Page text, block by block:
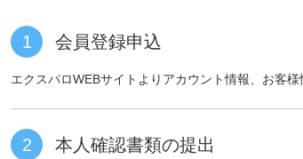
1 会員登録申込
エクスパロWEBサイトよりアカウント情報、お客
2 本人確認書類の提出